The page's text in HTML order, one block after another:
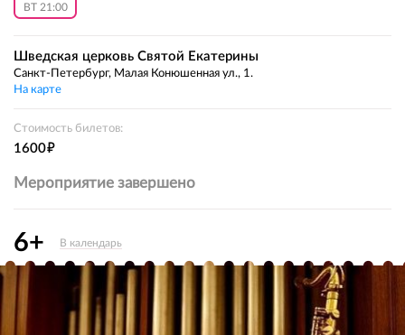
ВТ 21:00
Шведская церковь Святой Екатерины
Санкт-Петербург, Малая Конюшенная ул., 1.
На карте
Стоимость билетов:
1600е
Мероприятие завершено
6+ В календарь